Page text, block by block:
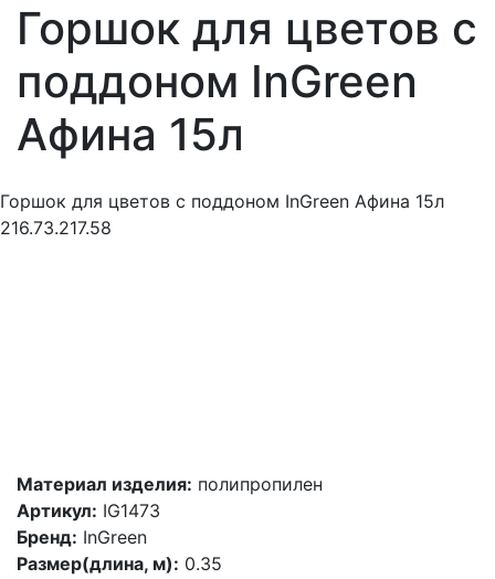
Горшок для цветов с
поддоном InGreen
Афина 15л
Горшок для цветов с поддоном InGreen Афина 15л
216.73.217.58
Материал изделия: полипропилен
Артикул: IG1473
Бренд: InGreen
Размер(длина, м): 0.35